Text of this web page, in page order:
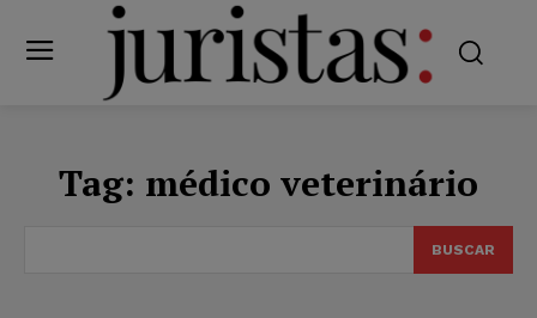
Tag: médico veterinário
BUSCAR